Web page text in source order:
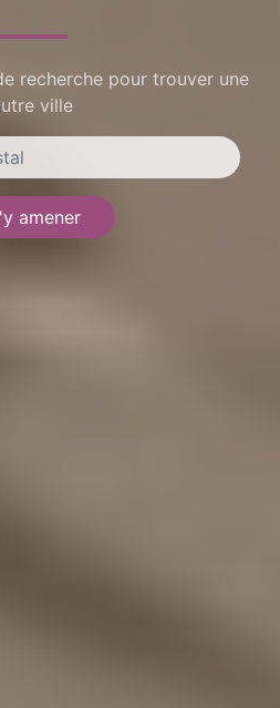
recherche pour trouver une
ville
amener